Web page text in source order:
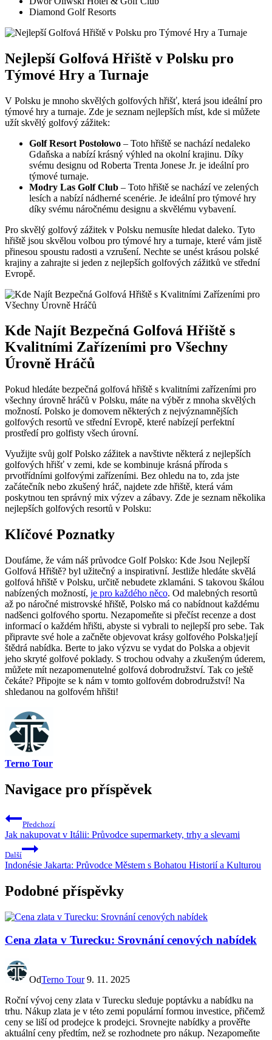
Diamond Golf Resorts
Nejlepší Golfová Hřiště v Polsku pro
Týmové Hry a Turnaje
V Polsku je mnoho skvělých golfových hřišť, která jsou ideální pro
týmové hry a turnaje. Zde je seznam nejlepších míst, kde si můžete
užít skvělý golfový zážitek:
Golf Resort Postołowo – Toto hřiště se nachází nedaleko
Gdaňska a nabízí krásný výhled na okolní krajinu. Díky
svému designu od Roberta Trenta Jonese Jr. je ideální pro
týmové turnaje.
Modry Las Golf Club – Toto hřiště se nachází ve zelených
lesích a nabízí nádherné scenérie. Je ideální pro týmové hry
díky svému náročnému designu a skvělému vybavení.
Pro skvělý golfový zážitek v Polsku nemusíte hledat daleko. Tyto
hřiště jsou skvělou volbou pro týmové hry a turnaje, které vám jistě
přinesou spoustu radosti a vzrušení. Nechte se unést krásou polské
krajiny a zahrajte si jeden z nejlepších golfových zážitků ve střední
Evropě.
Kde Najít Bezpečná Golfová Hřiště s
Kvalitními Zařízeními pro Všechny
Úrovně Hráčů
Pokud hledáte bezpečná golfová hřiště s kvalitními zařízeními pro
všechny úrovně hráčů v Polsku, máte na výběr z mnoha skvělých
možností. Polsko je domovem některých z nejvýznamnějších
golfových resortů ve střední Evropě, které nabízejí perfektní
prostředí pro golfisty všech úrovní.
Využijte svůj golf Polsko zážitek a navštivte některá z nejlepších
golfových hřišť v zemi, kde se kombinuje krásná příroda s
prvotřídními golfovými zařízeními. Bez ohledu na to, zda jste
začátečník nebo zkušený hráč, najdete zde hřiště, která vám
poskytnou ten správný mix výzev a zábavy. Zde je seznam několika
nejlepších golfových resortů v Polsku:
Klíčové Poznatky
Doufáme, že vám náš průvodce Golf Polsko: Kde Jsou Nejlepší
Golfová Hřiště? byl užitečný a inspirativní. Jestliže hledáte skvělá
golfová hřiště v Polsku, určitě nebudete zklamáni. S takovou škálou
nabízených možností, je pro každého něco. Od malebných resortů
až po náročné mistrovské hřiště, Polsko má co nabídnout každému
nadšenci golfového sportu. Nezapomeňte si přečíst recenze a dost
informací o každém hřišti, abyste si vybrali to nejlepší pro sebe. Tak
připravte své hole a začněte objevovat krásy golfového Polska!její
štědrá nabídka. Berte to jako výzvu se vydat do Polska a objevit
jeho skryté golfové poklady. S trochou odvahy a zkušeným úderem,
můžete mít nezapomenutelné golfová dobrodružství. Tak co ještě
čekáte? Připojte se k nám v tomto golfovém dobrodružství! Na
shledanou na golfovém hřišti!
Terno Tour
Navigace pro příspěvek
Předchozí
Jak nakupovat v Itálii: Průvodce supermarkety, trhy a slevami
Další
Indonésie Jakarta: Průvodce Městem s Bohatou Historií a Kulturou
Podobné příspěvky
Cena zlata v Turecku: Srovnání cenových nabídek
OdTerno Tour 9. 11. 2025
Roční vývoj ceny zlata v Turecku sleduje poptávku a nabídku na
trhu. Nákup zlata je v této zemi populární formou investice, přičemž
ceny se liší od prodejce k prodejci. Srovnejte nabídky a prověřte
aktuální ceny předtím, než se rozhodnete pro nákup. Nezapomeňte